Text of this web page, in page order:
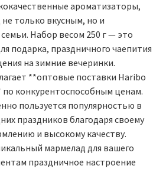
ароматизаторы,
только вкусным, но и
Набор весом 250 г — это
подарка, праздничного чаепития
на зимние вечеринки.
**оптовые поставки Haribo
конкурентоспособным ценам.
пользуется популярностью в
праздников благодаря своему
и высокому качеству.
мармелад для вашего
праздничное настроение